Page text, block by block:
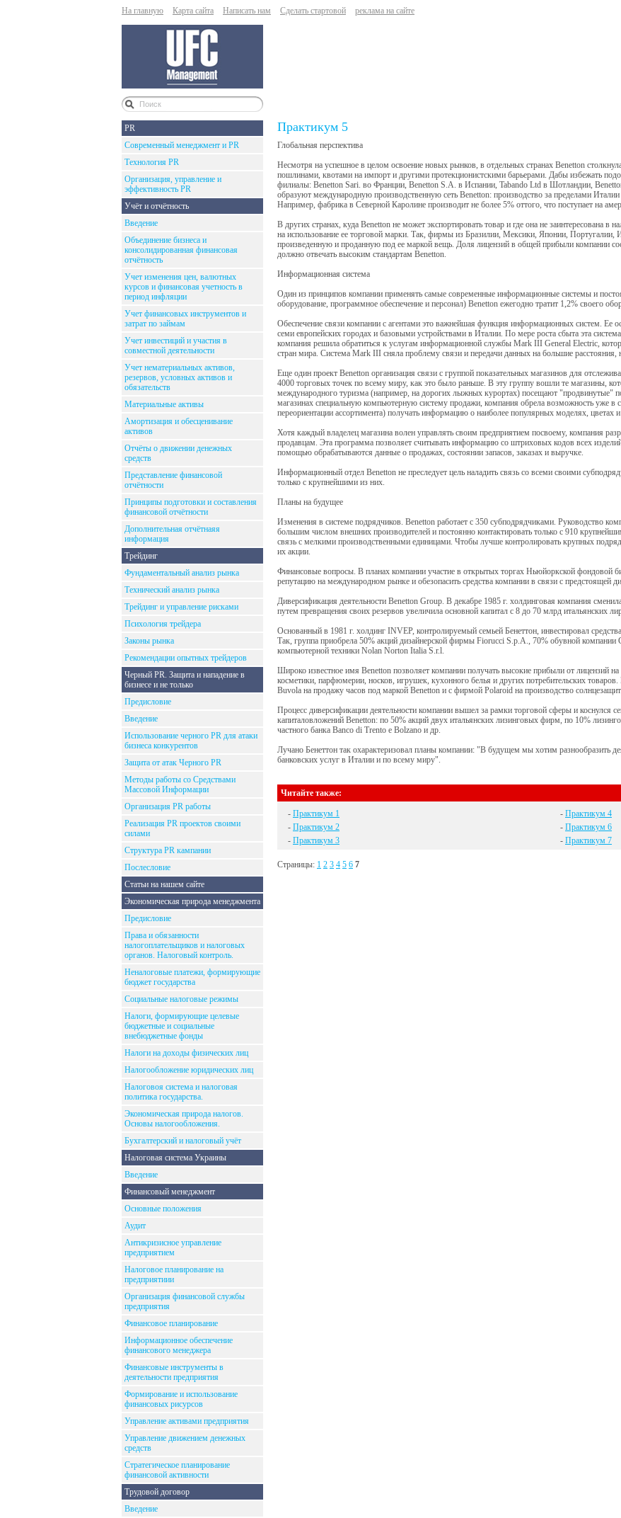
На главную Карта сайта Написать нам Сделать стартовой реклама на сайте
PR
Современный менеджмент и PR
Технология PR
Организация, управление и
эффективность PR
Учёт и отчётность
Введение
Объединение бизнеса и
консолидированная финансовая
отчётность
Учет изменения цен, валютных
курсов и финансовая учетность в
период инфляции
Учет финансовых инструментов и
затрат по займам
Учет инвестиций и участия в
совместной деятельности
Учет нематериальных активов,
резервов, условных активов и
обязательств
Материальные активы
Амортизация и обесценивание
активов
Отчёты о движении денежных
средств
Представление финансовой
отчётности
Принципы подготовки и составления
финансовой отчётности
Дополнительная отчётнаяя
информация
Трейдинг
Фундаментальный анализ рынка
Технический анализ рынка
Трейдинг и управление рисками
Психология трейдера
Законы рынка
Рекомендации опытных трейдеров
Черный PR. Защита и нападение в
бизнесе и не только
Предисловие
Введение
Использование черного PR для атаки
бизнеса конкурентов
Защита от атак Черного PR
Методы работы со Средствами
Массовой Информации
Организация PR работы
Реализация PR проектов своими
силами
Структура PR кампании
Послесловие
Статьи на нашем сайте
Экономическая природа менеджмента
Предисловие
Права и обязанности
налогоплательщиков и налоговых
органов. Налоговый контроль.
Неналоговые платежи, формирующие
бюджет государства
Социальные налоговые режимы
Налоги, формирующие целевые
бюджетные и социальные
внебюджетные фонды
Налоги на доходы физических лиц
Налогообложение юридических лиц
Налоговоя система и налоговая
политика государства.
Экономическая природа налогов.
Основы налогообложения.
Бухгалтерский и налоговый учёт
Налоговая система Украины
Введение
Финансовый менеджмент
Основные положения
Аудит
Антикризисное управление
предприятием
Налоговое планирование на
предприятиии
Организация финансовой службы
предприятия
Финансовое планирование
Информационное обеспечение
финансового менеджера
Финансовые инструменты в
деятельности предприятия
Формирование и использование
финансовых рисурсов
Управление активами предприятия
Управление движением денежных
средств
Стратегическое планирование
финансовой активности
Трудовой договор
Введение
Практикум 5
Глобальная перспектива
Несмотря на успешное в целом освоение новых рынков, в отдельных странах Benetton
пошлинами, квотами на импорт и другими протекционистскими барьерами. Дабы избежать
филиалы: Benetton Sari. во Франции, Benetton S.A. в Испании, Tabando Ltd в Шотландии,
образуют международную производственную сеть Benetton: производство за пределами
Например, фабрика в Северной Каролине производит не более 5% оттого, что поступает на
В других странах, куда Benetton не может экспортировать товар и где она не заинтересована в
на использование ее торговой марки. Так, фирмы из Бразилии, Мексики, Японии,
произведенную и проданную под ее маркой вещь. Доля лицензий в общей прибыли компании
должно отвечать высоким стандартам Benetton.
Информационная система
Один из принципов компании применять самые современные информационные системы и
оборудование, программное обеспечение и персонал) Benetton ежегодно тратит 1,2% своего
Обеспечение связи компании с агентами это важнейшая функция информационных систем. Ее
семи европейских городах и базовыми устройствами в Италии. По мере роста сбыта эта система
компания решила обратиться к услугам информационной службы Mark III General Electric,
стран мира. Система Mark III сняла проблему связи и передачи данных на большие расстояния,
Еще один проект Benetton организация связи с группой показательных магазинов для
4000 торговых точек по всему миру, как это было раньше. В эту группу вошли те магазины,
международного туризма (например, на дорогих лыжных курортах) посещают "продвинутые"
магазинах специальную компьютерную систему продажи, компания обрела возможность уже в
переориентации ассортимента) получать информацию о наиболее популярных моделях, цветах и
Хотя каждый владелец магазина волен управлять своим предприятием посвоему, компания
продавцам. Эта программа позволяет считывать информацию со штриховых кодов всех
помощью обрабатываются данные о продажах, состоянии запасов, заказах и выручке.
Информационный отдел Benetton не преследует цель наладить связь со всеми своими
только с крупнейшими из них.
Планы на будущее
Изменения в системе подрядчиков. Benetton работает с 350 субподрядчиками. Руководство
большим числом внешних производителей и постоянно контактировать только с 910
связь с мелкими производственными единицами. Чтобы лучше контролировать крупных
их акции.
Финансовые вопросы. В планах компании участие в открытых торгах Ньюйоркской фондовой
репутацию на международном рынке и обезопасить средства компании в связи с предстоящей
Диверсификация деятельности Benetton Group. В декабре 1985 г. холдинговая компания
путем превращения своих резервов увеличила основной капитал с 8 до 70 млрд итальянских
Основанный в 1981 г. холдинг INVEP, контролируемый семьей Бенеттон, инвестировал
Так, группа приобрела 50% акций дизайнерской фирмы Fiorucci S.p.A., 70% обувной компании
компьютерной техники Nolan Norton Italia S.r.l.
Широко известное имя Benetton позволяет компании получать высокие прибыли от лицензий
косметики, парфюмерии, носков, игрушек, кухонного белья и других потребительских
Buvola на продажу часов под маркой Benetton и с фирмой Polaroid на производство
Процесс диверсификации деятельности компании вышел за рамки торговой сферы и коснулся
капиталовложений Benetton: по 50% акций двух итальянских лизинговых фирм, по 10%
частного банка Ваnсо di Trento e Bolzano и др.
Лучано Бенеттон так охарактеризовал планы компании: "В будущем мы хотим разнообразить
банковских услуг в Италии и по всему миру".
Читайте также:
- Практикум 1
- Практикум 2
- Практикум 3
- Практикум 4
- Практикум 6
- Практикум 7
Страницы: 1 2 3 4 5 6 7